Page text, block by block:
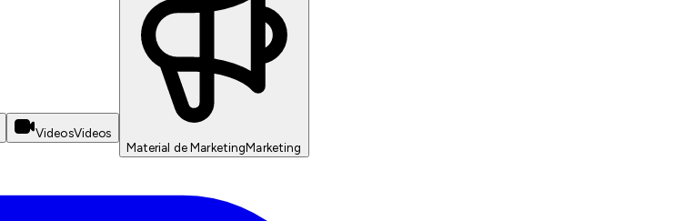
VideosVideos
Material de MarketingMarketing